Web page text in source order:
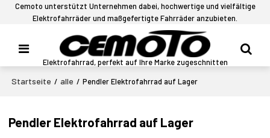
Cemoto unterstützt Unternehmen dabei, hochwertige und vielfältige
Elektrofahrräder und maßgefertigte Fahrräder anzubieten.
Elektrofahrrad, perfekt auf Ihre Marke zugeschnitten
Startseite / alle / Pendler Elektrofahrrad auf Lager
Pendler Elektrofahrrad auf Lager